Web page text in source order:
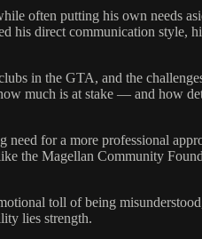
often putting his own needs
his direct communication style,
in the GTA, and the
much is at stake — and how
for a more professional
the Magellan Community
toll of being
lies strength.